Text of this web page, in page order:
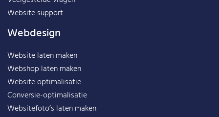
Website support
Webdesign
Website laten maken
Webshop laten maken
Website optimalisatie
Conversie-optimalisatie
Websitefoto’s laten maken